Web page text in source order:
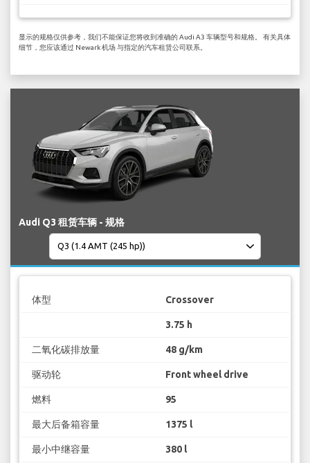
显示的规格仅供参考，我们不能保证您将收到准确的 Audi A3 车辆型号和规格。 有关具体
细节，您应该通过 Newark 机场 与指定的汽车租赁公司联系。
Audi Q3 租赁车辆 - 规格
体型 Crossover
3.75 h
二氧化碳排放量 48 g/km
驱动轮 Front wheel drive
燃料 95
最大后备箱容量 1375 l
最小中继容量 380 l